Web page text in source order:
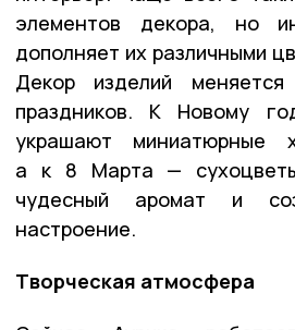
элементов декора, но
дополняет их различными
Декор изделий
праздников. К Новому
украшают миниатюрные
а к 8 Марта —
чудесный аромат и
настроение.
Творческая атмосфера